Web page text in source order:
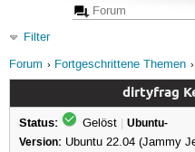
Filter
Forum
Fortgeschrittene Themen
dirtyfrag
Status: Gelöst | Ubuntu-
Version: Ubuntu 22.04 (Jammy